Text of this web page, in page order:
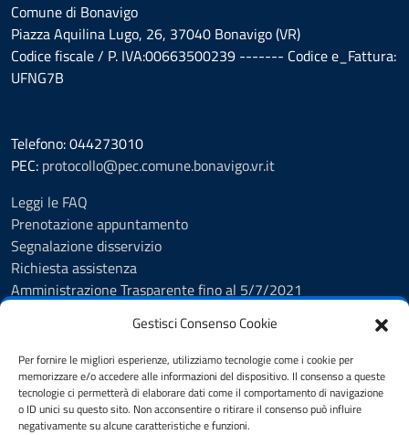
Gestisci Consenso Cookie
Per fornire le migliori esperienze, utilizziamo tecnologie come i cookie per
memorizzare e/o accedere alle informazioni del dispositivo. Il consenso a queste
tecnologie ci permetterà di elaborare dati come il comportamento di navigazione
o ID unici su questo sito. Non acconsentire o ritirare il consenso può influire
negativamente su alcune caratteristiche e funzioni.
Comune di Bonavigo
Piazza Aquilina Lugo, 26, 37040 Bonavigo (VR)
Codice fiscale / P. IVA:00663500239 ------- Codice e_Fattura:
UFNG7B
Telefono: 044273010
PEC: protocollo@pec.comune.bonavigo.vr.it
Leggi le FAQ
Prenotazione appuntamento
Segnalazione disservizio
Richiesta assistenza
Amministrazione Trasparente fino al 5/7/2021
Cookie Policy
Informativa privacy
Dichiarazione di accessibilità
Note legali